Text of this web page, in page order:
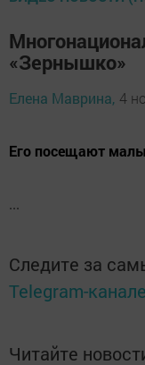
«Зернышко»
Елена Маврина, 4
Его посещают
...
Следите за
Telegram-канале
Читайте